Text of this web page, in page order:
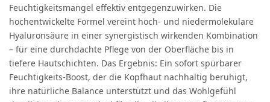
Feuchtigkeitsmangel effektiv entgegenzuwirken. Die
hochentwickelte Formel vereint hoch- und niedermolekulare
Hyaluronsäure in einer synergistisch wirkenden Kombination
– für eine durchdachte Pflege von der Oberfläche bis in
tiefere Hautschichten. Das Ergebnis: Ein sofort spürbarer
Feuchtigkeits-Boost, der die Kopfhaut nachhaltig beruhigt,
ihre natürliche Balance unterstützt und das Wohlgefühl